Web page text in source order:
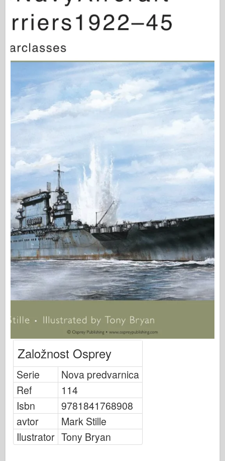
Založnost Osprey
Signal eskadrilje
Tovornjaki & tanki
Waffen-Arsenal
Wydawnictwo Militaria
Maquettes
Akademija
Airfix
Letalstvo
AZ Model
Črni pes
Bronco
Kiber-hobi
Dnepromodel
Dragon
Eduard
Fine plesni
Sile valorja
FriulModel
Hasegawa
HobbyBoss
Modeli IBG
Icm
Založnost Osprey
Serie
Nova predvarnica
Ref
114
Isbn
9781841768908
avtor
Mark Stille
Ilustrator Tony Bryan